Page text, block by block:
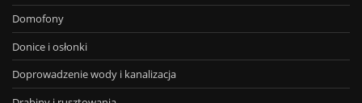
Domofony
Donice i osłonki
Doprowadzenie wody i kanalizacja